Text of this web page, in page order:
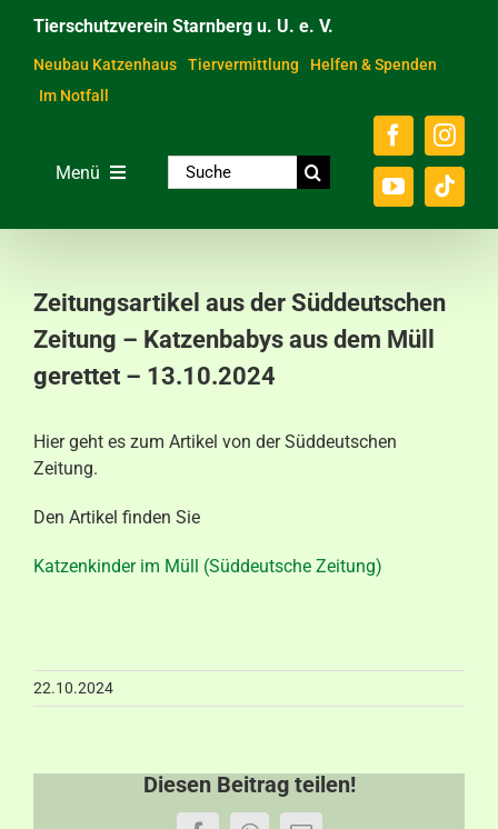
Inhalt
springen
Tierschutzverein Starnberg u. U. e. V.
Neubau Katzenhaus Tiervermittlung
Helfen & Spenden
Im Notfall
Menü
Über das Tierheim
Helfen & Spenden
Ratgeber & Service
Aktuelles
Kontakt
Suche
nach:
Zeitungsartikel aus der Süddeutschen
Zeitung – Katzenbabys aus dem Müll
gerettet – 13.10.2024
Hier geht es zum Artikel von der Süddeutschen
Zeitung.
Den Artikel finden Sie
Katzenkinder im Müll (Süddeutsche Zeitung)
22.10.2024
Diesen Beitrag teilen!